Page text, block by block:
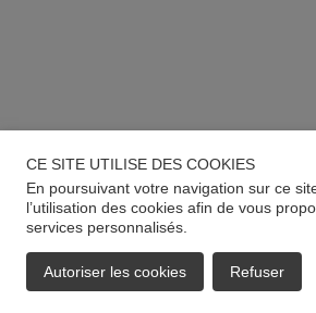
CE SITE UTILISE DES COOKIES
En poursuivant votre navigation sur ce
l’utilisation des cookies afin de vous
services personnalisés.
Autoriser les cookies Refuser